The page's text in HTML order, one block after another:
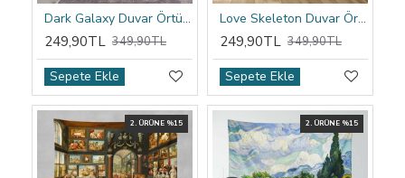
Dark Galaxy Duvar Örtüsü
249,90TL 349,90TL
Sepete Ekle
Love Skeleton Duvar Örtüsü
249,90TL 349,90TL
Sepete Ekle
2. ÜRÜNE %15 2. ÜRÜNE %15